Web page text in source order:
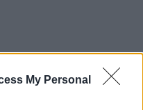
My Personal